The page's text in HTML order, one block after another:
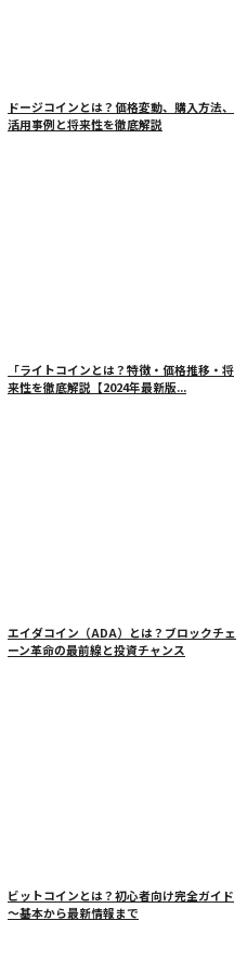
ドージコインとは？価格変動、購入方法、
活用事例と将来性を徹底解説
「ライトコインとは？特徴・価格推移・将
来性を徹底解説【2024年最新版...
エイダコイン（ADA）とは？ブロックチェ
ーン革命の最前線と投資チャンス
ビットコインとは？初心者向け完全ガイド
～基本から最新情報まで